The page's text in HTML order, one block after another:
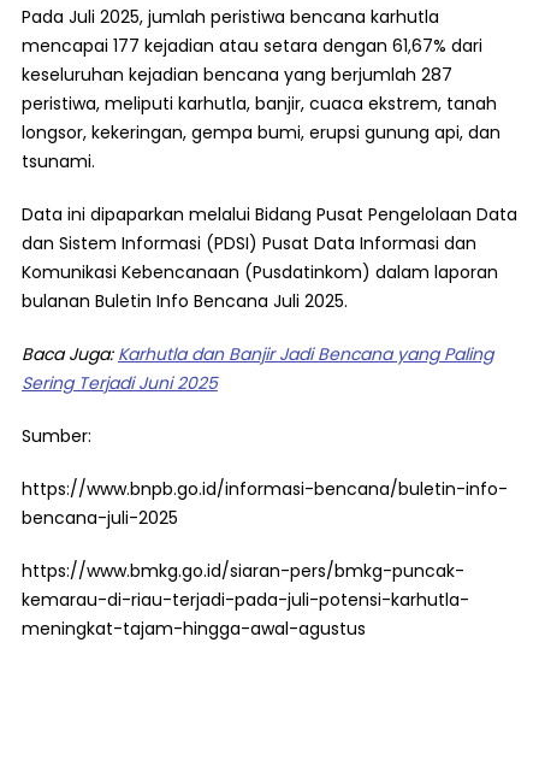
Pada Juli 2025, jumlah peristiwa bencana karhutla
mencapai 177 kejadian atau setara dengan 61,67% dari
keseluruhan kejadian bencana yang berjumlah 287
peristiwa, meliputi karhutla, banjir, cuaca ekstrem, tanah
longsor, kekeringan, gempa bumi, erupsi gunung api, dan
tsunami.
Data ini dipaparkan melalui Bidang Pusat Pengelolaan Data
dan Sistem Informasi (PDSI) Pusat Data Informasi dan
Komunikasi Kebencanaan (Pusdatinkom) dalam laporan
bulanan Buletin Info Bencana Juli 2025.
Baca Juga: Karhutla dan Banjir Jadi Bencana yang Paling
Sering Terjadi Juni 2025
Sumber:
https://www.bnpb.go.id/informasi-bencana/buletin-info-
bencana-juli-2025
https://www.bmkg.go.id/siaran-pers/bmkg-puncak-
kemarau-di-riau-terjadi-pada-juli-potensi-karhutla-
meningkat-tajam-hingga-awal-agustus